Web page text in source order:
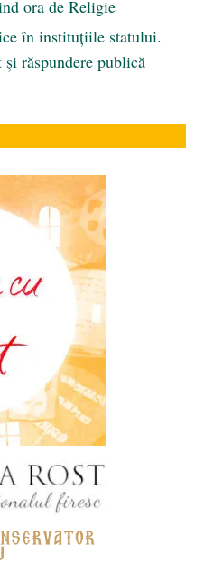
ora de Religie
în instituțiile statului.
răspundere publică